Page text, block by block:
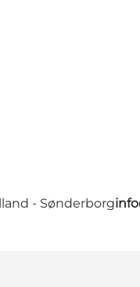
- Sønderborg